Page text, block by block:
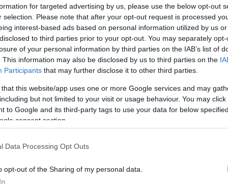
for targeted advertising by us, please use the below opt-out
selection. Please note that after your opt-out request is processed
interest-based ads based on personal information utilized by us
to third parties prior to your opt-out. You may separately
of your personal information by third parties on the IAB’s list of
This information may also be disclosed by us to third parties on the
Participants that may further disclose it to other third parties.
that this website/app uses one or more Google services and may
but not limited to your visit or usage behaviour. You may
to Google and its third-party tags to use your data for below
consent section.
Data Processing Opt Outs
opt-out of the Sharing of my personal data.
více přibližuje přirozenému podílu 50/50. V
že naše aktivní úsilí s různými závody v
týmech zvýšil. Jedním z příkladů je nové
a získání licence do Pro Teamu, které bylo
pravidla, ale jsme závislí na tvrdé práci,
Jak bylo zmíněno letos na jaře, nebudeme
nevidíme genderovou rovnost jako hlavní
snahou je nyní spíše to, abychom
vítězů v našich závodech Pro Tour,“ říká